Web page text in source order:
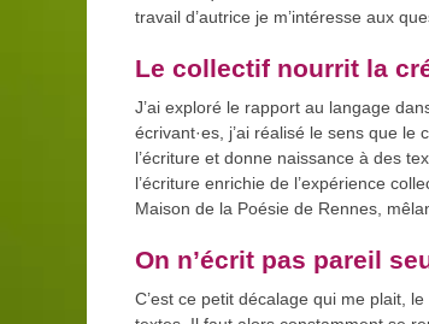
travail d’autrice je m’intéresse aux
Le collectif nourrit la
J’ai exploré le rapport au langage
écrivant·es, j’ai réalisé le sens que
l’écriture et donne naissance à des
l’écriture enrichie de l’expérience
Maison de la Poésie de Rennes,
On n’écrit pas pareil
C’est ce petit décalage qui me plait,